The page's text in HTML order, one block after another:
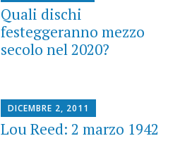
Quali dischi
festeggeranno mezzo
secolo nel 2020?
DICEMBRE 2, 2011
Lou Reed: 2 marzo 1942